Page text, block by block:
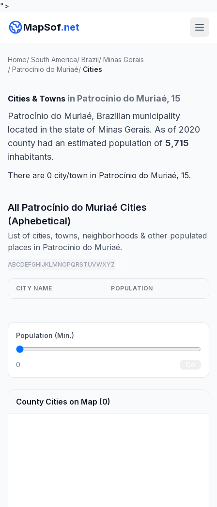
">
MapSof.net
Home/ South America/ Brazil/ Minas Gerais
/ Patrocínio do Muriaé/ Cities
Cities & Towns in Patrocínio do Muriaé, 15
Patrocínio do Muriaé, Brazilian municipality
located in the state of Minas Gerais. As of 2020
county had an estimated population of 5,715
inhabitants.
There are 0 city/town in Patrocínio do Muriaé, 15.
All Patrocínio do Muriaé Cities
(Aphebetical)
List of cities, towns, neighborhoods & other populated
places in Patrocínio do Muriaé.
ABCDEFGHIJKLMNOPQRSTUVWXYZ
CITY NAME POPULATION
Population (Min.)
0
County Cities on Map (0)